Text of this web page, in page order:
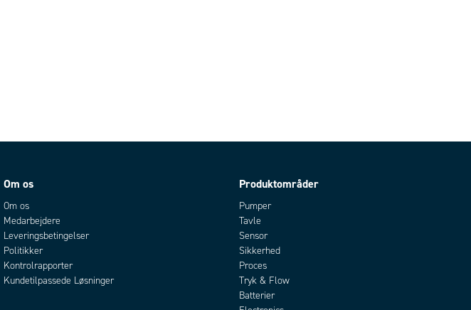
Om os
Om os
Medarbejdere
Leveringsbetingelser
Politikker
Kontrolrapporter
Kundetilpassede Løsninger
Produktområder
Pumper
Tavle
Sensor
Sikkerhed
Proces
Tryk & Flow
Batterier